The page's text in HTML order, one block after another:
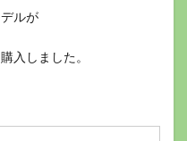
デルが
入しました。